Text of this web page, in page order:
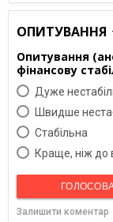
ОПИТУВАННЯ
Опитування
фінансову
Дуже
Швидше
Cтабільна
Краще, ніж до
Залишити коментар